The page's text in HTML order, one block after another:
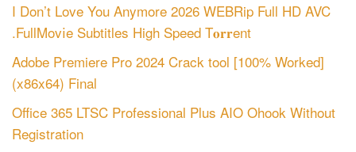
I Don’t Love You Anymore 2026 WEBRip Full HD AVC
.FullMov𝗂e Subtitles High Speed T𝐨𝐫𝐫ent
Adobe Premiere Pro 2024 Crack tool [100% Worked]
(x86x64) Final
Office 365 LTSC Professional Plus AIO Ohook Without
Registration